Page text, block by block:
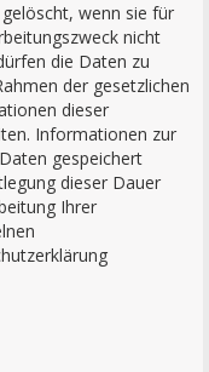
wenn sie für
nicht
die Daten zu
der gesetzlichen
dieser
Informationen zur
gespeichert
dieser Dauer
Ihrer